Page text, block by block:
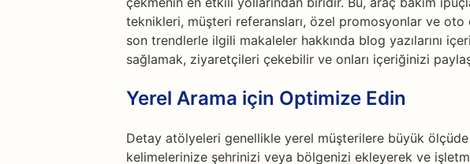
teknikleri, müşteri referansları, özel promosyonlar ve oto
son trendlerle ilgili makaleler hakkında blog yazılarını
sağlamak, ziyaretçileri çekebilir ve onları içeriğinizi
Yerel Arama için Optimize Edin
Detay atölyeleri genellikle yerel müşterilere büyük
kelimelerinize şehrinizi veya bölgenizi ekleyerek ve